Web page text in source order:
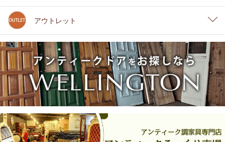
アウトレット